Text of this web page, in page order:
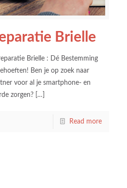
Brielle
Brielle : Dé Bestemming
Ben je op zoek naar
voor al je smartphone- en
zorgen?[…]
Read more